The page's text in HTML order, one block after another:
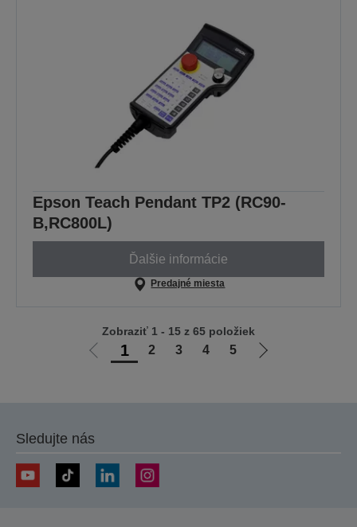
Epson Teach Pendant TP2 (RC90-
B,RC800L)
Ďalšie informácie
Predajné miesta
Ísť
1 2 3 4 5
Ísť
Zobraziť 1 - 15 z 65 položiek
Sledujte nás